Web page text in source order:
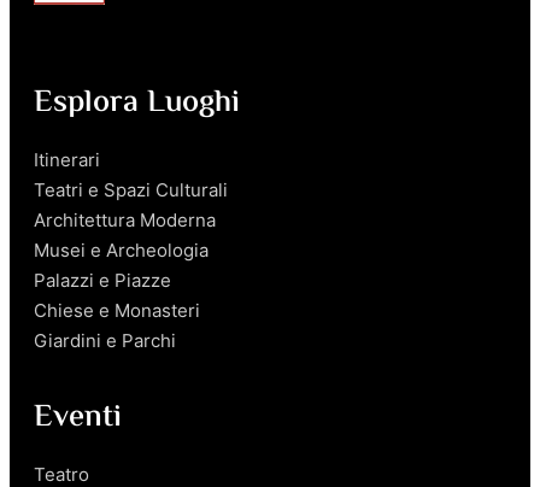
Esplora Luoghi
Itinerari
Teatri e Spazi Culturali
Architettura Moderna
Musei e Archeologia
Palazzi e Piazze
Chiese e Monasteri
Giardini e Parchi
Eventi
Teatro